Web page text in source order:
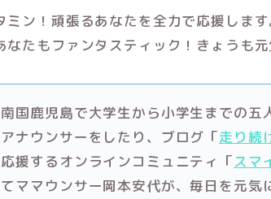
ミン！頑張るあなたを全力で応援します
なたもファンタスティック！きょうも元
南国鹿児島で大学生から小学生までの五
アナウンサーをしたり、ブログ「走り続
応援するオンラインコミュニティ「スマ
てママウンサー岡本安代が、毎日を元気